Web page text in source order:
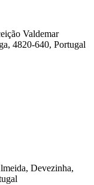
Valdemar
4820-640, Portugal
Devezinha,